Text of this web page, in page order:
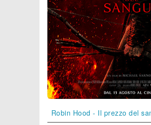
Robin Hood - Il prezzo del